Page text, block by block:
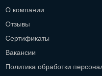
О компании
Отзывы
Сертификаты
Вакансии
Политика обработки